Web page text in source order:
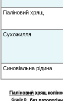
Гіаліновий хрящ
Сухожилля
Синовіальна рідина